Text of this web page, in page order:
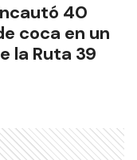
40
coca en un
la Ruta 39